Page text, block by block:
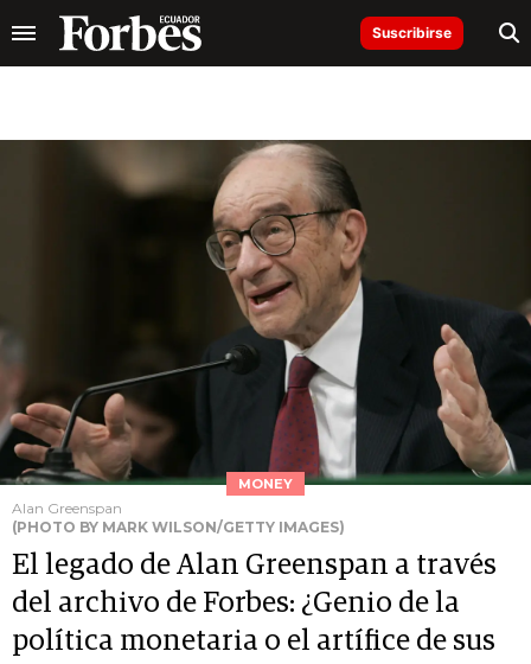
Suscribirse
MONEY
Alan Greenspan
(PHOTO BY MARK WILSON/GETTY IMAGES)
El legado de Alan Greenspan a través
del archivo de Forbes: ¿Genio de la
política monetaria o el artífice de sus